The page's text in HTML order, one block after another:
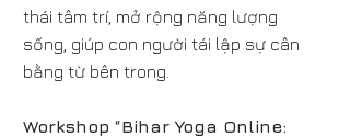
thái tâm trí, mở rộng năng lượng
sống, giúp con người tái lập sự cân
bằng từ bên trong.
Workshop “Bihar Yoga Online: